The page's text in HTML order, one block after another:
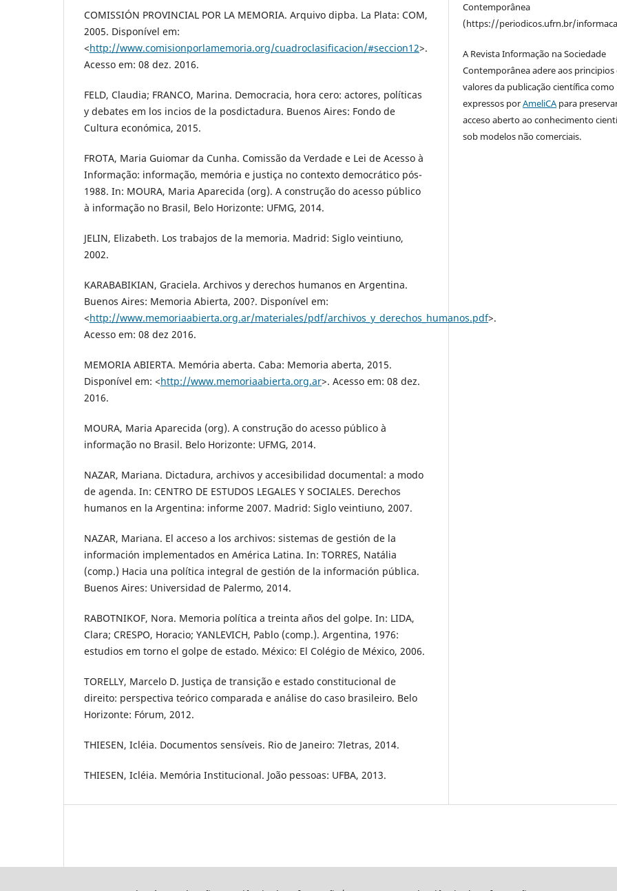
COMISSIÓN PROVINCIAL POR LA MEMORIA. Arquivo dipba. La Plata: COM,
2005. Disponível em:
<http://www.comisionporlamemoria.org/cuadroclasificacion/#seccion12>.
Acesso em: 08 dez. 2016.
FELD, Claudia; FRANCO, Marina. Democracia, hora cero: actores, políticas
y debates em los incios de la posdictadura. Buenos Aires: Fondo de
Cultura económica, 2015.
FROTA, Maria Guiomar da Cunha. Comissão da Verdade e Lei de Acesso à
Informação: informação, memória e justiça no contexto democrático pós-
1988. In: MOURA, Maria Aparecida (org). A construção do acesso público
à informação no Brasil, Belo Horizonte: UFMG, 2014.
JELIN, Elizabeth. Los trabajos de la memoria. Madrid: Siglo veintiuno,
2002.
KARABABIKIAN, Graciela. Archivos y derechos humanos en Argentina.
Buenos Aires: Memoria Abierta, 200?. Disponível em:
<http://www.memoriaabierta.org.ar/materiales/pdf/archivos_y_derechos_humanos.pdf>.
Acesso em: 08 dez 2016.
MEMORIA ABIERTA. Memória aberta. Caba: Memoria aberta, 2015.
Disponível em: <http://www.memoriaabierta.org.ar>. Acesso em: 08 dez.
2016.
MOURA, Maria Aparecida (org). A construção do acesso público à
informação no Brasil. Belo Horizonte: UFMG, 2014.
NAZAR, Mariana. Dictadura, archivos y accesibilidad documental: a modo
de agenda. In: CENTRO DE ESTUDOS LEGALES Y SOCIALES. Derechos
humanos en la Argentina: informe 2007. Madrid: Siglo veintiuno, 2007.
NAZAR, Mariana. El acceso a los archivos: sistemas de gestión de la
información implementados en América Latina. In: TORRES, Natália
(comp.) Hacia una política integral de gestión de la información pública.
Buenos Aires: Universidad de Palermo, 2014.
RABOTNIKOF, Nora. Memoria política a treinta años del golpe. In: LIDA,
Clara; CRESPO, Horacio; YANLEVICH, Pablo (comp.). Argentina, 1976:
estudios em torno el golpe de estado. México: El Colégio de México, 2006.
TORELLY, Marcelo D. Justiça de transição e estado constitucional de
direito: perspectiva teórico comparada e análise do caso brasileiro. Belo
Horizonte: Fórum, 2012.
THIESEN, Icléia. Documentos sensíveis. Rio de Janeiro: 7letras, 2014.
THIESEN, Icléia. Memória Institucional. João pessoas: UFBA, 2013.
Contemporânea
(https://periodicos.ufrn.br/
A Revista Informação na Sociedade
Contemporânea adere aos principios
valores da publicação científica como
expressos porAmeliCApara
acceso aberto ao conhecimento
sob modelos não comerciais.